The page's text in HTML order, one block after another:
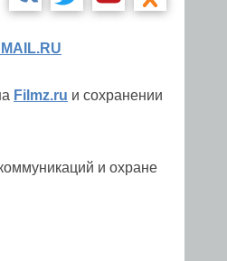
Filmz.ru и сохранении
и охране